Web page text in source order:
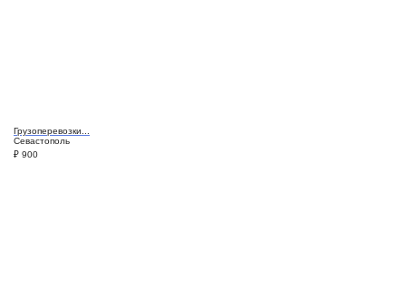
Грузоперевозки...
Севастополь
₽ 900